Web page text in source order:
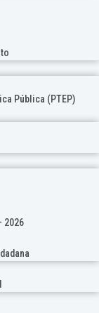
Pública (PTEP)
2026